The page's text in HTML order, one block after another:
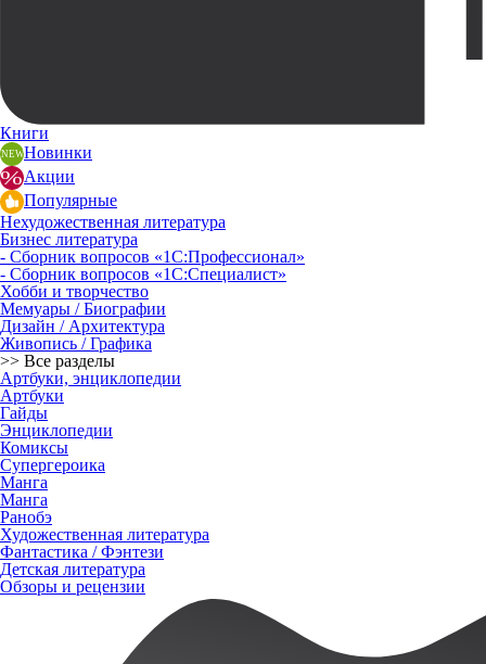
Книги
Новинки
Акции
Популярные
Нехудожественная литература
Бизнес литература
- Сборник вопросов «1С:Профессионал»
- Сборник вопросов «1С:Специалист»
Хобби и творчество
Мемуары / Биографии
Дизайн / Архитектура
Живопись / Графика
>> Все разделы
Артбуки, энциклопедии
Артбуки
Гайды
Энциклопедии
Комиксы
Супергероика
Манга
Манга
Ранобэ
Художественная литература
Фантастика / Фэнтези
Детская литература
Обзоры и рецензии